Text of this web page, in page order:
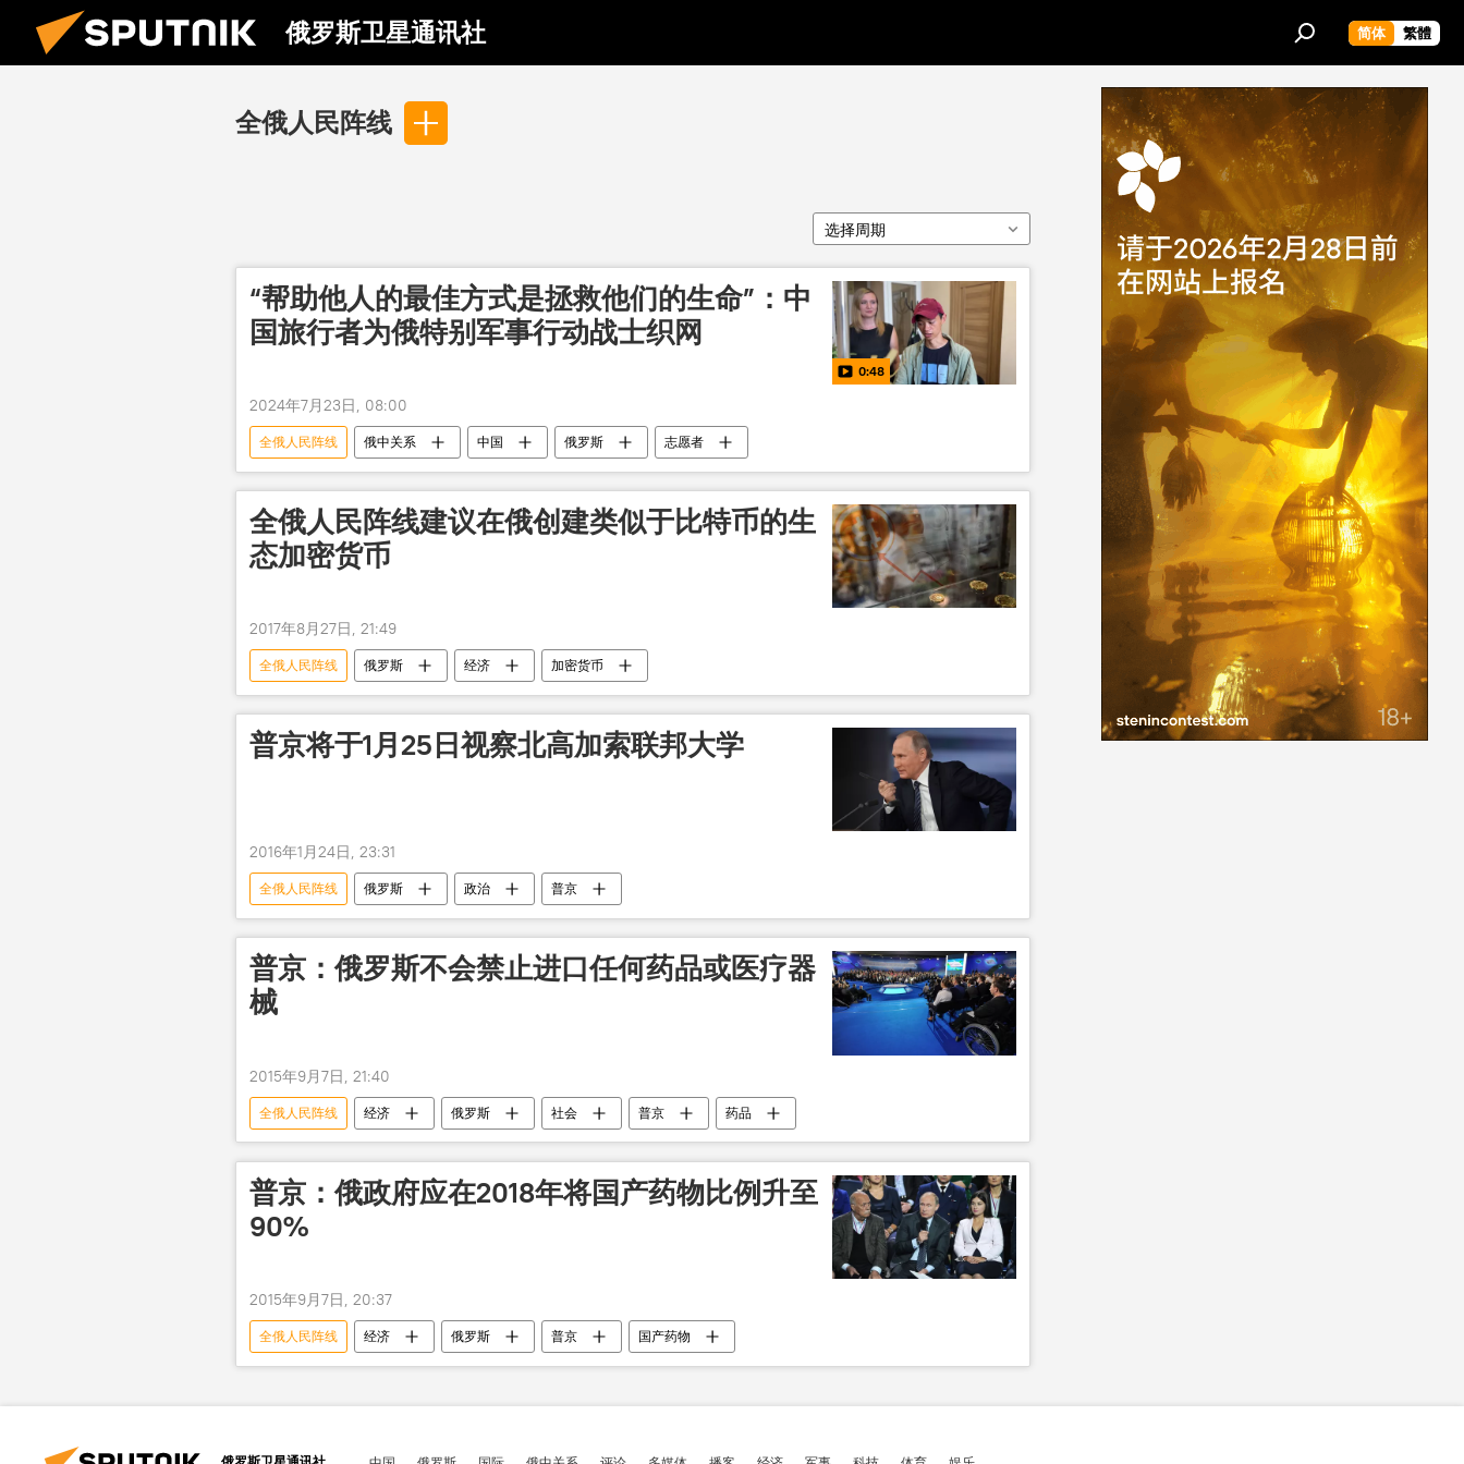
俄罗斯卫星通讯社 简体 繁體
全俄人民阵线
选择周期
“帮助他人的最佳方式是拯救他们的生命”：中
国旅行者为俄特别军事行动战士织网
0:48
2024年7月23日, 08:00
全俄人民阵线 俄中关系 中国 俄罗斯 志愿者
全俄人民阵线建议在俄创建类似于比特币的生
态加密货币
2017年8月27日, 21:49
全俄人民阵线 俄罗斯 经济 加密货币
普京将于1月25日视察北高加索联邦大学
2016年1月24日, 23:31
全俄人民阵线 俄罗斯 政治 普京
普京：俄罗斯不会禁止进口任何药品或医疗器
械
2015年9月7日, 21:40
全俄人民阵线 经济 俄罗斯 社会 普京 药品
普京：俄政府应在2018年将国产药物比例升至
90%
2015年9月7日, 20:37
全俄人民阵线 经济 俄罗斯 普京 国产药物